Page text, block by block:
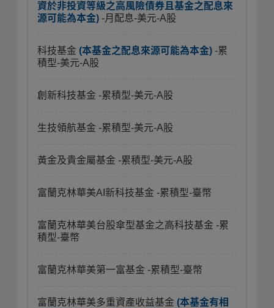
資於非投資等級之高風險債券且基金之配息來
源可能為本金) -月配息-美元-A股
科技基金 (本基金之配息來源可能為本金) -累
積型-美元-A股
創新科技基金 -累積型-美元-A股
生技領航基金 -累積型-美元-A股
黃金及貴金屬基金 -累積型-美元-A股
富蘭克林華美AI新科技基金 -累積型-臺幣
富蘭克林華美台股傘型基金之高科技基金 -累
積型-臺幣
富蘭克林華美第一富基金 -累積型-臺幣
富蘭克林華美多重資產收益基金 (本基金有相